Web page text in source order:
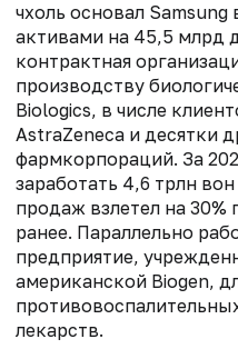
чхоль основал Samsung
активами на 45,5 млрд
контрактная
производству
Biologics, в числе
AstraZeneca и десятки
фармкорпораций. За
заработать 4,6 трлн
продаж взлетел на
ранее. Параллельно
предприятие,
американской Biogen,
лекарств.